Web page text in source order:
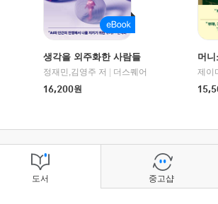
생각을 외주화한 사람들
정재민,김영주 저
더스퀘어
16,200원
머
도서 중고샵